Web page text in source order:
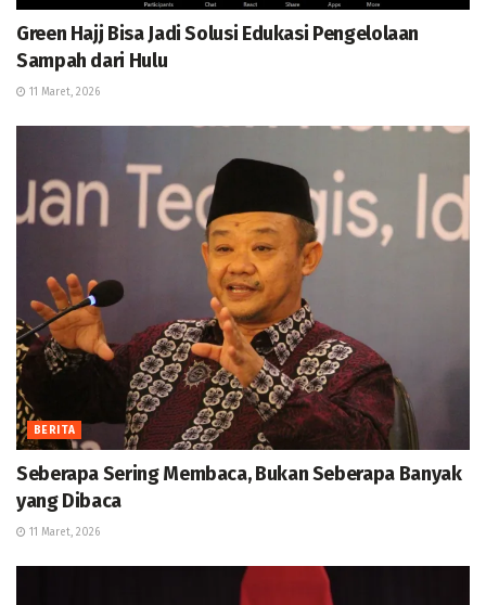
Green Hajj Bisa Jadi Solusi Edukasi Pengelolaan
Sampah dari Hulu
11 Maret, 2026
BERITA
Seberapa Sering Membaca, Bukan Seberapa Banyak
yang Dibaca
11 Maret, 2026